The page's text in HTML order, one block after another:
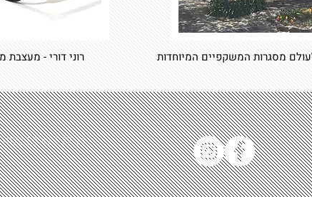
רוני דורי -
+972 52 474 77 71